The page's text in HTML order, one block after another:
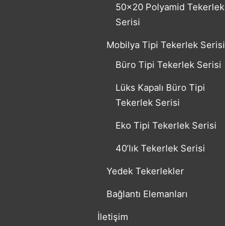
50×20 Polyamid Tekerlek
Serisi
Mobilya Tipi Tekerlek Serisi
Büro Tipi Tekerlek Serisi
Lüks Kapalı Büro Tipi
Tekerlek Serisi
Eko Tipi Tekerlek Serisi
40’lık Tekerlek Serisi
Yedek Tekerlekler
Bağlantı Elemanları
İletişim